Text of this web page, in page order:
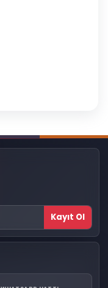
Kayıt Ol